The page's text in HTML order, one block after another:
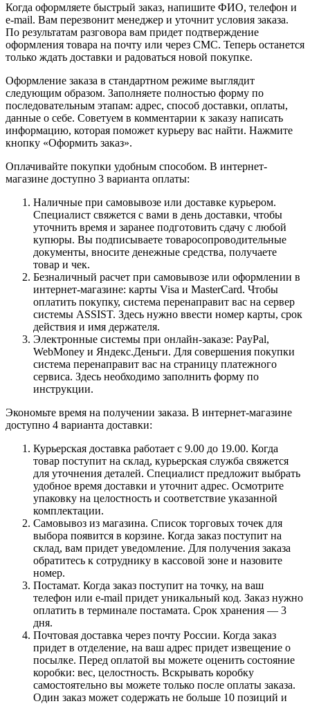
Когда оформляете быстрый заказ, напишите ФИО, телефон и
e-mail. Вам перезвонит менеджер и уточнит условия заказа.
По результатам разговора вам придет подтверждение
оформления товара на почту или через СМС. Теперь останется
только ждать доставки и радоваться новой покупке.
Оформление заказа в стандартном режиме выглядит
следующим образом. Заполняете полностью форму по
последовательным этапам: адрес, способ доставки, оплаты,
данные о себе. Советуем в комментарии к заказу написать
информацию, которая поможет курьеру вас найти. Нажмите
кнопку «Оформить заказ».
Оплачивайте покупки удобным способом. В интернет-
магазине доступно 3 варианта оплаты:
Наличные при самовывозе или доставке курьером.
Специалист свяжется с вами в день доставки, чтобы
уточнить время и заранее подготовить сдачу с любой
купюры. Вы подписываете товаросопроводительные
документы, вносите денежные средства, получаете
товар и чек.
Безналичный расчет при самовывозе или оформлении в
интернет-магазине: карты Visa и MasterCard. Чтобы
оплатить покупку, система перенаправит вас на сервер
системы ASSIST. Здесь нужно ввести номер карты, срок
действия и имя держателя.
Электронные системы при онлайн-заказе: PayPal,
WebMoney и Яндекс.Деньги. Для совершения покупки
система перенаправит вас на страницу платежного
сервиса. Здесь необходимо заполнить форму по
инструкции.
Экономьте время на получении заказа. В интернет-магазине
доступно 4 варианта доставки:
Курьерская доставка работает с 9.00 до 19.00. Когда
товар поступит на склад, курьерская служба свяжется
для уточнения деталей. Специалист предложит выбрать
удобное время доставки и уточнит адрес. Осмотрите
упаковку на целостность и соответствие указанной
комплектации.
Самовывоз из магазина. Список торговых точек для
выбора появится в корзине. Когда заказ поступит на
склад, вам придет уведомление. Для получения заказа
обратитесь к сотруднику в кассовой зоне и назовите
номер.
Постамат. Когда заказ поступит на точку, на ваш
телефон или e-mail придет уникальный код. Заказ нужно
оплатить в терминале постамата. Срок хранения — 3
дня.
Почтовая доставка через почту России. Когда заказ
придет в отделение, на ваш адрес придет извещение о
посылке. Перед оплатой вы можете оценить состояние
коробки: вес, целостность. Вскрывать коробку
самостоятельно вы можете только после оплаты заказа.
Один заказ может содержать не больше 10 позиций и